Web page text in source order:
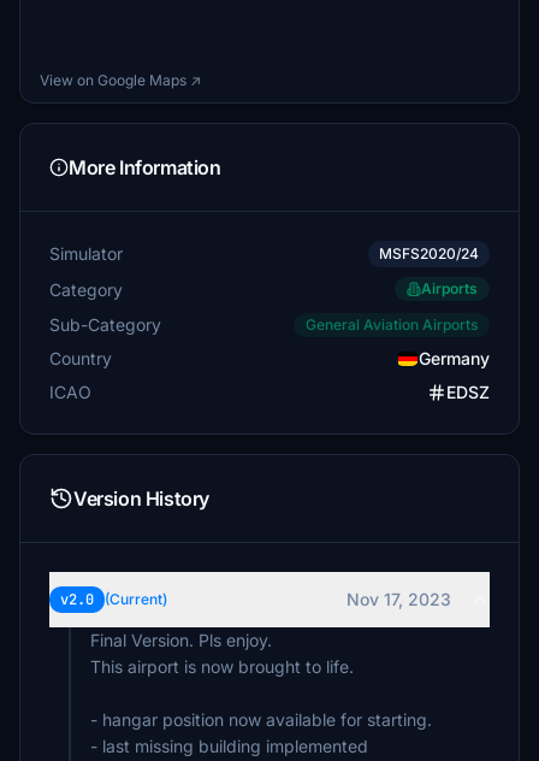
View on Google Maps ↗
More Information
Simulator MSFS2020/24
Category Airports
Sub-Category General Aviation Airports
Country
Germany
ICAO
EDSZ
Version History
v2.0 (Current)
Nov 17, 2023
Final Version. Pls enjoy.
This airport is now brought to life.
- hangar position now available for starting.
- last missing building implemented